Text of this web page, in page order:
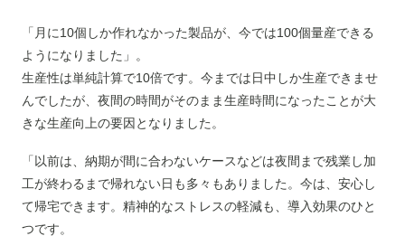
「月に10個しか作れなかった製品が、今では100個量産できる
ようになりました」。
生産性は単純計算で10倍です。今までは日中しか生産できませ
んでしたが、夜間の時間がそのまま生産時間になったことが大
きな生産向上の要因となりました。
「以前は、納期が間に合わないケースなどは夜間まで残業し加
工が終わるまで帰れない日も多々もありました。今は、安心し
て帰宅できます。精神的なストレスの軽減も、導入効果のひと
つです。